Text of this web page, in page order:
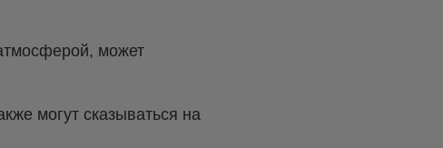
может
могут сказываться на